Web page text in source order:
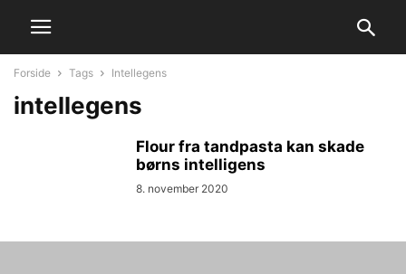
Forside Tags Intellegens
intellegens
Flour fra tandpasta kan skade
børns intelligens
8. november 2020